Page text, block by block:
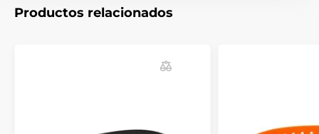
Productos relacionados